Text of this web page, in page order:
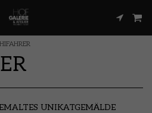
UNIKATGEMÄLDE